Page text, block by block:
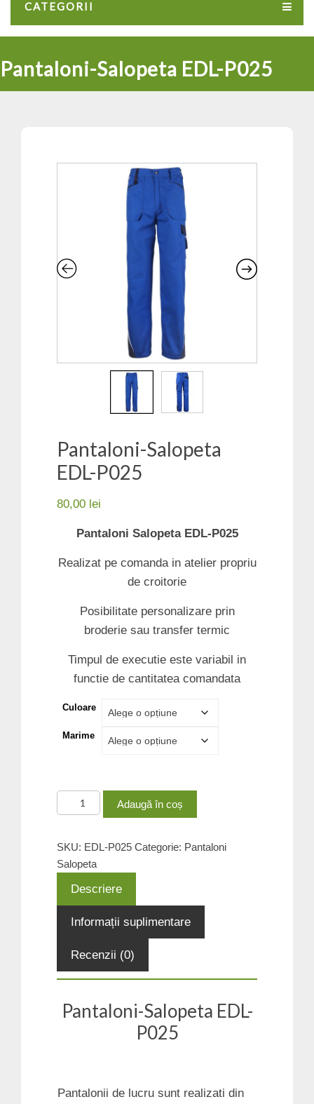
CATEGORII
Pantaloni-Salopeta EDL-P025
Pantaloni-Salopeta
EDL-P025
80,00 lei
Pantaloni Salopeta EDL-P025
Realizat pe comanda in atelier propriu
de croitorie
Posibilitate personalizare prin
broderie sau transfer termic
Timpul de executie este variabil in
functie de cantitatea comandata
Culoare
Marime
Cantitate
Pantaloni-
P025
Adaugă în coș
SKU: EDL-P025 Categorie: Pantaloni
Salopeta
Descriere
Informații suplimentare
Recenzii (0)
Pantaloni-Salopeta EDL-
P025
Pantalonii de lucru sunt realizati din